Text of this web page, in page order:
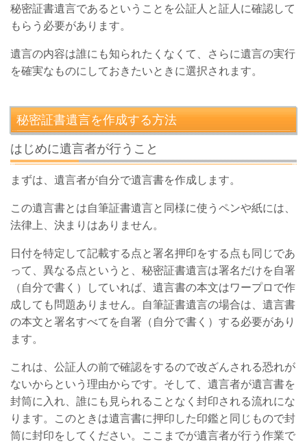
秘密証書遺言であるということを公証人と証人に確認して
もらう必要があります。
遺言の内容は誰にも知られたくなくて、さらに遺言の実行
を確実なものにしておきたいときに選択されます。
秘密証書遺言を作成する方法
はじめに遺言者が行うこと
まずは、遺言者が自分で遺言書を作成します。
この遺言書とは自筆証書遺言と同様に使うペンや紙には、
法律上、決まりはありません。
日付を特定して記載する点と署名押印をする点も同じであ
って、異なる点というと、秘密証書遺言は署名だけを自署
（自分で書く）していれば、遺言書の本文はワープロで作
成しても問題ありません。自筆証書遺言の場合は、遺言書
の本文と署名すべてを自署（自分で書く）する必要があり
ます。
これは、公証人の前で確認をするので改ざんされる恐れが
ないからという理由からです。そして、遺言者が遺言書を
封筒に入れ、誰にも見られることなく封印される流れにな
ります。このときは遺言書に押印した印鑑と同じもので封
筒に封印をしてください。ここまでが遺言者が行う作業で